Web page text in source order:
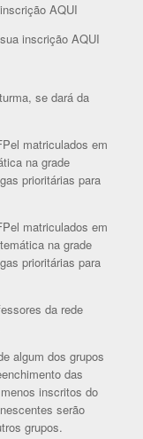
AQUI
inscrição AQUI
se dará da
matriculados em
na grade
prioritárias para
matriculados em
na grade
prioritárias para
da rede
algum dos grupos
das
inscritos do
serão
grupos.